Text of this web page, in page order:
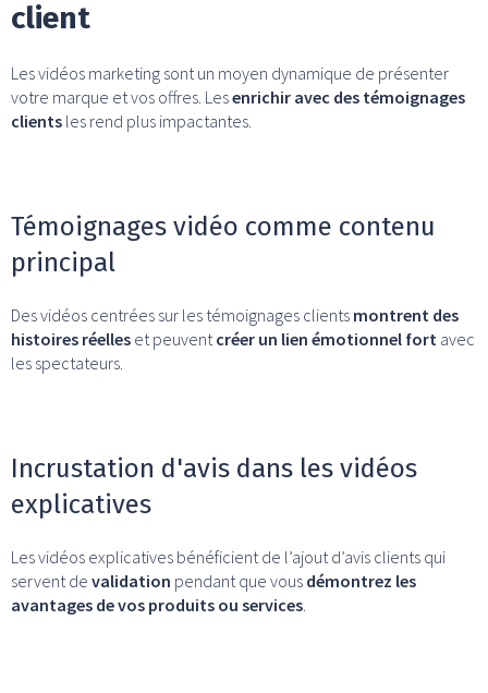
client
Les vidéos marketing sont un moyen dynamique de présenter
votre marque et vos offres. Lesenrichir avec des témoignages
clients les rend plus impactantes.
Témoignages vidéo comme contenu
principal
Des vidéos centrées sur les témoignages clients montrent des
histoires réelles et peuvent créer un lien émotionnel fort avec
les spectateurs.
Incrustation d'avis dans les vidéos
explicatives
Les vidéos explicatives bénéficient de l’ajout d’avis clients qui
servent de validation pendant que vous démontrez les
avantages de vos produits ou services